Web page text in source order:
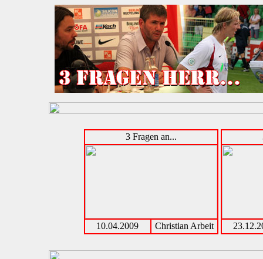
3 Fragen an...
10.04.2009 Christian Arbeit